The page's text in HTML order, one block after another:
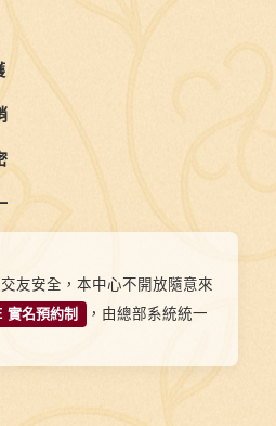
友安全，本中心不開放隨意來
實名預約制
，由總部系統統一